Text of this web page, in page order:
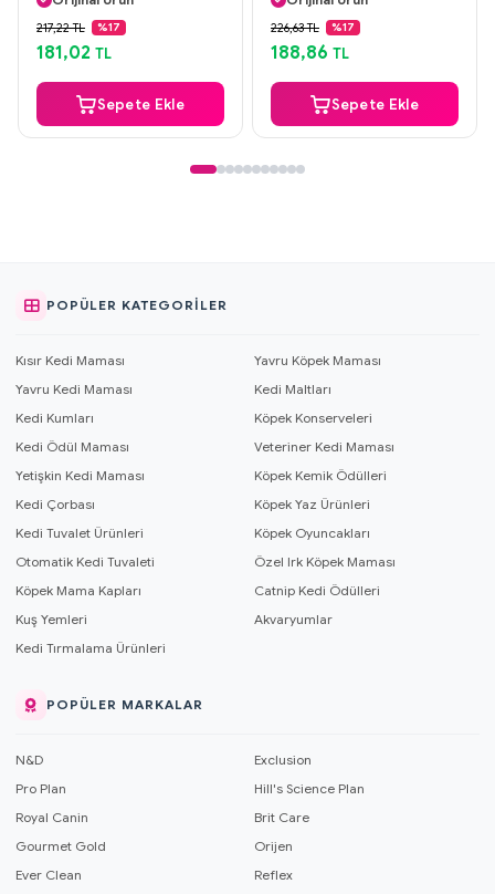
Güvenli Ödeme
Aynı Gün Kargo
217,22 TL %17
181,02 TL
Sepete Ekle
Güvenli Ödeme
Aynı Gün Kargo
226,63 TL %17
188,86 TL
Sepete Ekle
POPÜLER KATEGORILER
Kısır Kedi Maması
Yavru Köpek Maması
Yavru Kedi Maması
Kedi Maltları
Kedi Kumları
Köpek Konserveleri
Kedi Ödül Maması
Veteriner Kedi Maması
Yetişkin Kedi Maması
Köpek Kemik Ödülleri
Kedi Çorbası
Köpek Yaz Ürünleri
Kedi Tuvalet Ürünleri
Köpek Oyuncakları
Otomatik Kedi Tuvaleti
Özel Irk Köpek Maması
Köpek Mama Kapları
Catnip Kedi Ödülleri
Kuş Yemleri
Akvaryumlar
Kedi Tırmalama Ürünleri
POPÜLER MARKALAR
N&D
Exclusion
Pro Plan
Hill's Science Plan
Royal Canin
Brit Care
Gourmet Gold
Orijen
Ever Clean
Reflex